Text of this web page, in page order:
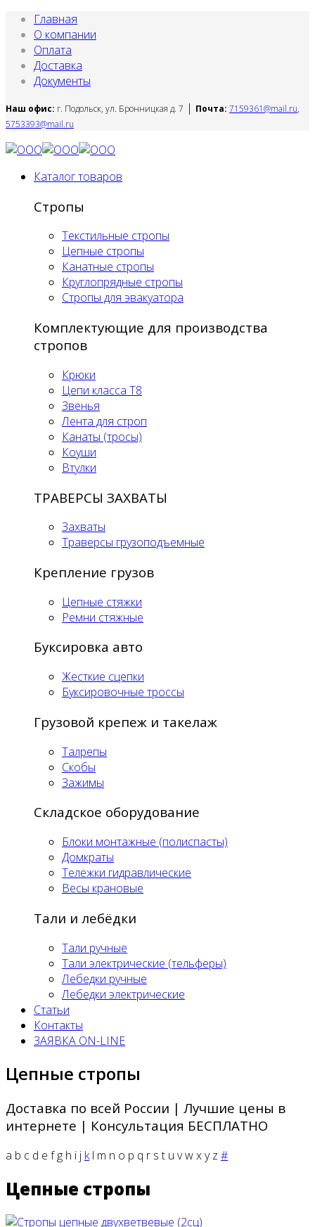
Главная
О компании
Оплата
Доставка
Документы
Наш офис: г. Подольск, ул. Бронницкая д. 7 | Почта: 7159361@mail.ru,
5753393@mail.ru
Каталог товаров
Стропы
Текстильные стропы
Цепные стропы
Канатные стропы
Круглопрядные стропы
Стропы для эвакуатора
Комплектующие для производства
стропов
Крюки
Цепи класса Т8
Звенья
Лента для строп
Канаты (тросы)
Коуши
Втулки
ТРАВЕРСЫ ЗАХВАТЫ
Захваты
Траверсы грузоподъемные
Крепление грузов
Цепные стяжки
Ремни стяжные
Буксировка авто
Жесткие сцепки
Буксировочные троссы
Грузовой крепеж и такелаж
Талрепы
Скобы
Зажимы
Складское оборудование
Блоки монтажные (полиспасты)
Домкраты
Тележки гидравлические
Весы крановые
Тали и лебёдки
Тали ручные
Тали электрические (тельферы)
Лебедки ручные
Лебедки электрические
Статьи
Контакты
ЗАЯВКА ON-LINE
Цепные стропы
Доставка по всей России | Лучшие цены в
интернете | Консультация БЕСПЛАТНО
a b c d e f g h i j k l m n o p q r s t u vwxy z #
Цепные стропы